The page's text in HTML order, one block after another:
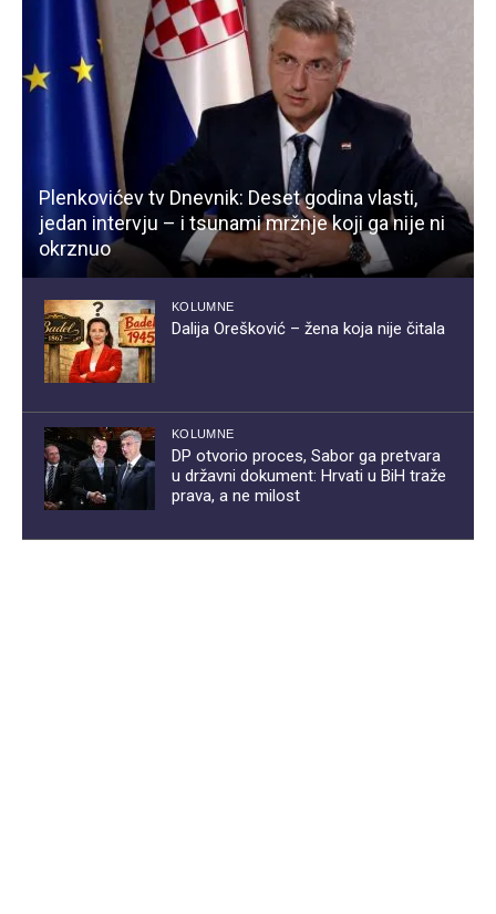
Plenkovićev tv Dnevnik: Deset godina vlasti,
jedan intervju – i tsunami mržnje koji ga nije ni
okrznuo
KOLUMNE
Dalija Orešković – žena koja nije čitala
KOLUMNE
DP otvorio proces, Sabor ga pretvara
u državni dokument: Hrvati u BiH traže
prava, a ne milost